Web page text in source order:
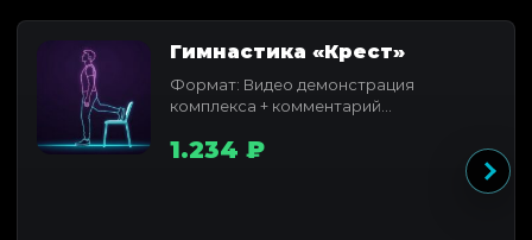
Гимнастика «Крест»
Формат: Видео демонстрация
комплекса + комментарий
Продолжительность аудио...
1.234 ₽